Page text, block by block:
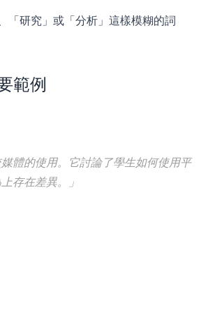
「研究」或「分析」這樣模糊的詞
範例
媒體的使用。它討論了學生如何使用平
存在差異。」